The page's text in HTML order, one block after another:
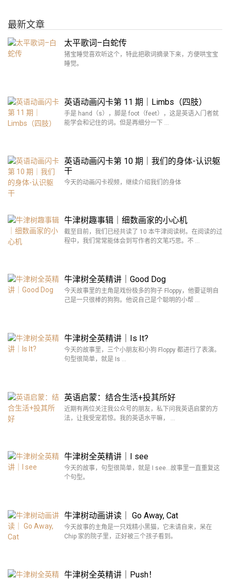
最新文章
太平歌词–白蛇传
猪宝睡觉喜欢听这个，特此把歌词摘录下来，方便哄宝宝
睡觉。
英语动画闪卡第 11 期｜Limbs（四肢）
手是 hand（s），脚是 foot（feet），这是英语入门者就
能学会和记住的词。但是再细分一下 …
英语动画闪卡第 10 期｜我们的身体-认识躯
干
今天的动画闪卡视频，继续介绍我们的身体
牛津树趣事辑｜细数画家的小心机
截至目前，我们已经共读了 10 本牛津阅读树。在阅读的过
程中，我们常常能体会到写作者的文笔巧思。不 …
牛津树全英精讲｜Good Dog
今天故事里的主角是戏份极多的狗子 Floppy，他要证明自
己是一只很棒的狗狗。他说自己是个聪明的小帮 …
牛津树全英精讲｜Is It?
今天的故事里，三个小朋友和小狗 Floppy 都进行了表演。
句型很简单，就是 Is …
英语启蒙：结合生活+投其所好
近期有两位关注我公众号的朋友，私下问我英语启蒙的方
法，让我受宠若惊。我的英语水平嘛， …
牛津树全英精讲｜I see
今天的故事，句型很简单，就是 I see…故事里一直重复这
个句型。
牛津树动画讲读｜ Go Away, Cat
今天故事的主角是一只戏精小黑猫，它未请自来，呆在
Chip 家的院子里，正好被三个孩子看到。
牛津树全英精讲｜Push！